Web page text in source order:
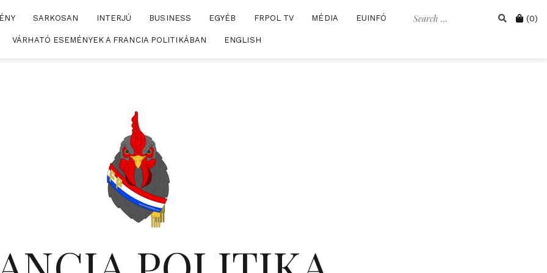
Search Cart
(0)
SARKOSAN INTERJÚ BUSINESS EGYÉB FRPOL TV MÉDIA EUINFÓ
VÁRHATÓ ESEMÉNYEK A FRANCIA POLITIKÁBAN ENGLISH